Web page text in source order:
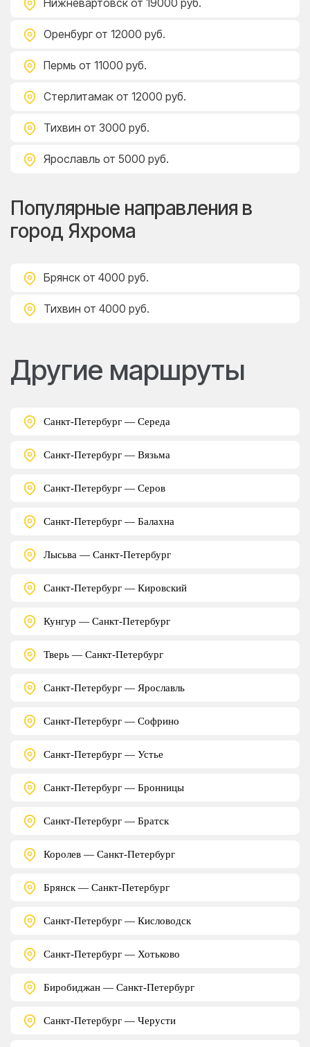
Нижневартовск от 19000 руб.
Оренбург от 12000 руб.
Пермь от 11000 руб.
Стерлитамак от 12000 руб.
Тихвин от 3000 руб.
Ярославль от 5000 руб.
Популярные направления в
город Яхрома
Брянск от 4000 руб.
Тихвин от 4000 руб.
Другие маршруты
Санкт-Петербург — Середа
Санкт-Петербург — Вязьма
Санкт-Петербург — Серов
Санкт-Петербург — Балахна
Лысьва — Санкт-Петербург
Санкт-Петербург — Кировский
Кунгур — Санкт-Петербург
Тверь — Санкт-Петербург
Санкт-Петербург — Ярославль
Санкт-Петербург — Софрино
Санкт-Петербург — Устье
Санкт-Петербург — Бронницы
Санкт-Петербург — Братск
Королев — Санкт-Петербург
Брянск — Санкт-Петербург
Санкт-Петербург — Кисловодск
Санкт-Петербург — Хотьково
Биробиджан — Санкт-Петербург
Санкт-Петербург — Черусти